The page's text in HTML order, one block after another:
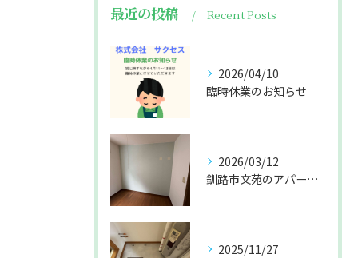
最近の投稿 Recent Posts
2026/04/10
臨時休業のお知らせ
2026/03/12
釧路市文苑のアパート張替えになります🤗
2025/11/27